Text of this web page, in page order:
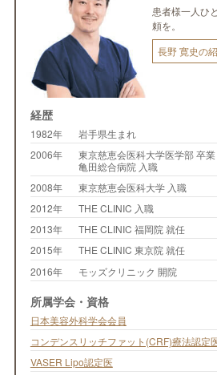
患者様一人ひ
頼を。
長野 寛史の
経歴
1982年
岩手県生まれ
2006年
東京慈恵会医科大学医学部 卒業
亀田総合病院 入職
2008年
東京慈恵会医科大学 入職
2012年
THE CLINIC 入職
2013年
THE CLINIC 福岡院 就任
2015年
THE CLINIC 東京院 就任
2016年
モッズクリニック 開院
所属学会・資格
日本美容外科学会会員
コンデンスリッチファット(CRF)療法認定
VASER Lipo認定医